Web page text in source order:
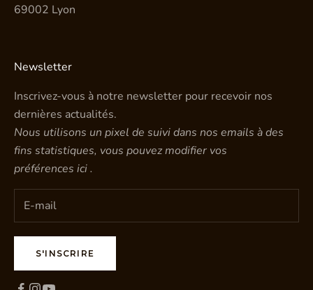
69002 Lyon
Newsletter
Inscrivez-vous à notre newsletter pour recevoir nos
dernières actualités.
Nous utilisons un pixel de suivi dans nos emails à des
fins statistiques, vous pouvez modifier vos
préférences ici.
S'INSCRIRE